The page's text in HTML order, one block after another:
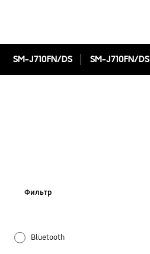
SM-J710FN/DS SM-J710FN/DS
Фильтр
Bluetooth